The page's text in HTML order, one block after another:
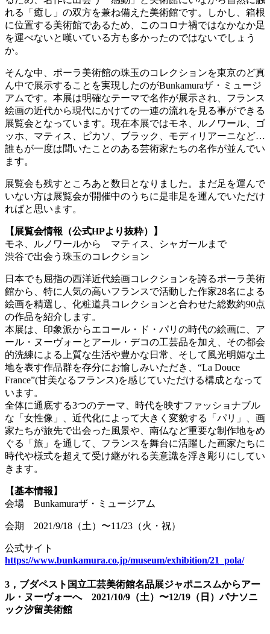
れる「癒し」の双方を兼ね備えた美術館です。しかし、箱根
に位置する美術館であるため、このコロナ禍ではなかなか足
を運べないと嘆いている方も多かったのではないでしょう
か。
そんな中、ポーラ美術館の珠玉のコレクションを東京のど真
ん中で展示することを実現したのがBunkamuraザ・ミュージ
アムです。本展は明確なテーマで名作が展示され、フランス
絵画の近代から現代にかけての一連の流れを見る事ができる
展覧会となっています。現在本展ではモネ、ルノワール、ゴ
ッホ、マティス、ピカソ、ブラック、モディリアーニなど…
誰もが一度は聞いたことのある芸術家たちの名作が並んでい
ます。
展覧会も残すところあと数日となりました。まだ足を運んで
いない方は展覧会が開催中のうちに是非足を運んでいただけ
ればと思います。
【展覧会情報（公式HPより抜粋）】
モネ、ルノワールから マティス、シャガールまで
渋谷で出会う珠玉のコレクション
日本でも屈指の西洋近代絵画コレクションを誇るポーラ美術
館から、特に人気の高いフランスで活動した作家28名による
絵画を精選し、化粧道具コレクションと合わせた総数約90点
の作品を紹介します。
本展は、印象派からエコール・ド・パリの時代の絵画に、ア
ール・ヌーヴォーとアール・デコの工芸品を加え、その都会
的洗練による上質な生活や豊かな日常、そして風光明媚な土
地を表す作品群を存分にお愉しみいただき、“La Douce
France”(甘美なるフランス)を感じていただける構成となって
います。
全体に通底する3つのテーマ、時代を映すファッショナブル
な「女性像」、近代化によって大きく変貌する「パリ」、画
家たちが旅先で出会った風景や、南仏など重要な制作地をめ
ぐる「旅」を通して、フランスを舞台に活躍した画家たちに
時代や様式を超えて受け継がれる美意識を浮き彫りにしてい
きます。
【基本情報】
会場 Bunkamuraザ・ミュージアム
会期 2021/9/18（土）〜11/23（火・祝）
公式サイト
https://www.bunkamura.co.jp/museum/exhibition/21_pola/
3 ，ブダペスト国立工芸美術館名品展ジャポニスムからアー
ル・ヌーヴォーへ 2021/10/9（土）〜12/19（日）パナソニ
ック汐留美術館